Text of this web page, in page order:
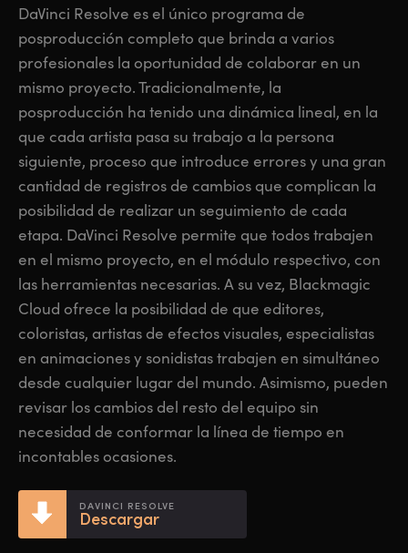
Fusion
Fairlight
Colaboración
Teclado
Paneles
Consolas
Studio
Medios
Capacitación
Finland
France
Germany
Hong Kong SAR, China
India
Italy
Japan
Korea
Mexico
Netherlands
New Zealand
Norway
Poland
Finland
France
Germany
Hong Kong SAR, China
India
Italy
Japan
Korea
Mexico
Netherlands
New Zealand
Norway
Poland
DaVinci Resolve es el único programa de
posproducción completo que brinda a varios
profesionales la oportunidad de colaborar en un
mismo proyecto. Tradicionalmente, la
posproducción ha tenido una dinámica lineal, en la
que cada artista pasa su trabajo a la persona
siguiente, proceso que introduce errores y una gran
cantidad de registros de cambios que complican la
posibilidad de realizar un seguimiento de cada
etapa. DaVinci Resolve permite que todos trabajen
en el mismo proyecto, en el módulo respectivo, con
las herramientas necesarias. A su vez, Blackmagic
Cloud ofrece la posibilidad de que editores,
coloristas, artistas de efectos visuales, especialistas
en animaciones y sonidistas trabajen en simultáneo
desde cualquier lugar del mundo. Asimismo, pueden
revisar los cambios del resto del equipo sin
necesidad de conformar la línea de tiempo en
incontables ocasiones.
DAVINCI RESOLVE
Descargar